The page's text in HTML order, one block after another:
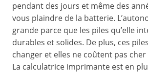
pendant des jours et même des
vous plaindre de la batterie.
grande parce que les piles qu’elle
durables et solides. De plus, ces
changer et elles ne coûtent pas
La calculatrice imprimante est en